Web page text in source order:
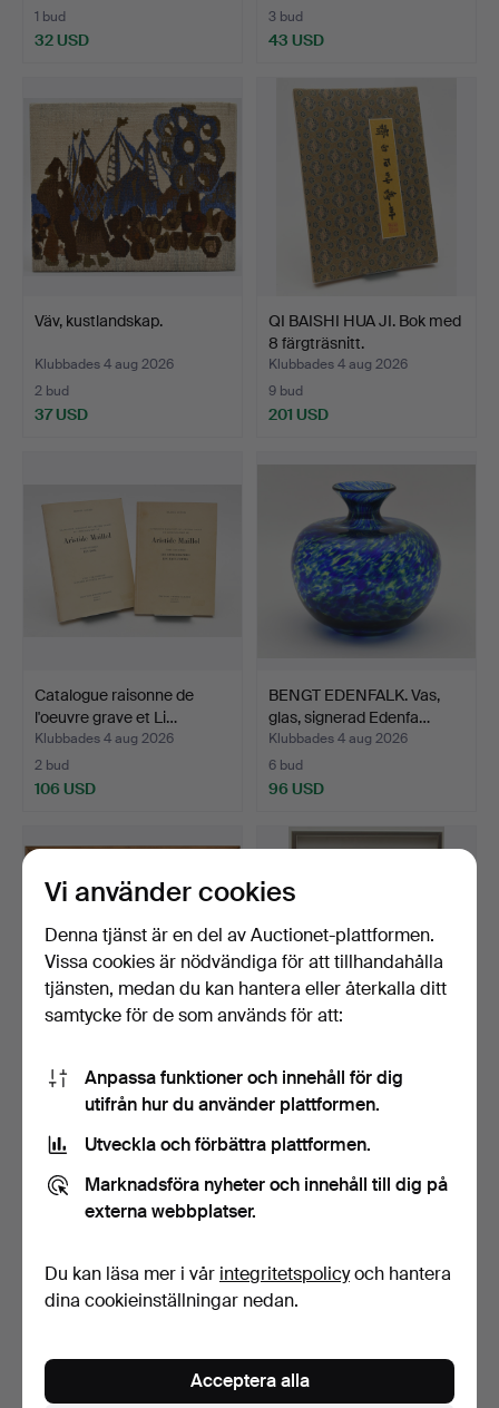
1 bud
32 USD
3 bud
43 USD
Väv, kustlandskap.
Klubbades 4 aug 2026
2 bud
37 USD
QI BAISHI HUA JI. Bok med
8 färgträsnitt.
Klubbades 4 aug 2026
9 bud
201 USD
Catalogue raisonne de
l'oeuvre grave et Li…
Klubbades 4 aug 2026
2 bud
106 USD
BENGT EDENFALK. Vas,
glas, signerad Edenfa…
Klubbades 4 aug 2026
6 bud
96 USD
ELLIS WALLIN. Olja på duk.
Båt i kanal.
Klubbades 4 aug 2026
3 bud
LARS AGÉLII. Stilleben.
Klubbades 4 aug 2026
1 bud
Vi använder cookies
Denna tjänst är en del av Auctionet-plattformen.
Vissa cookies är nödvändiga för att tillhandahålla
tjänsten, medan du kan hantera eller återkalla ditt
samtycke för de som används för att:
Anpassa funktioner och innehåll för dig
utifrån hur du använder plattformen.
Utveckla och förbättra plattformen.
Marknadsföra nyheter och innehåll till dig på
externa webbplatser.
Du kan läsa mer i vår integritetspolicyoch hantera
dina cookieinställningar nedan.
Acceptera alla